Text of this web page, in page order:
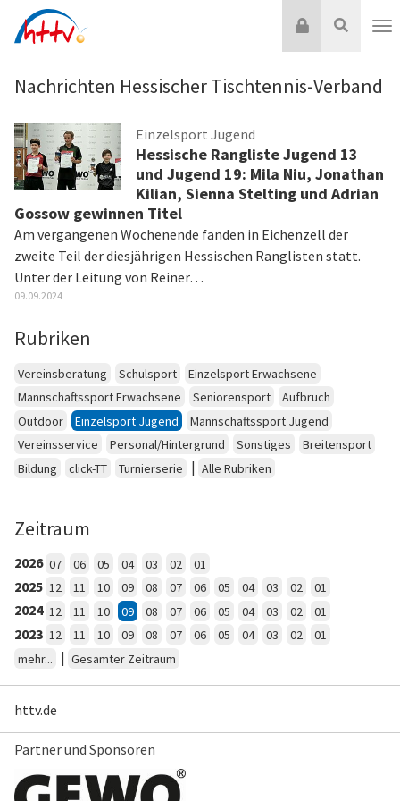
Inhalt
Suche
Login
Nachrichten Hessischer Tischtennis-Verband
Einzelsport Jugend
Hessische Rangliste Jugend 13
und Jugend 19: Mila Niu, Jonathan
Kilian, Sienna Stelting und Adrian
Gossow gewinnen Titel
Am vergangenen Wochenende fanden in Eichenzell der
zweite Teil der diesjährigen Hessischen Ranglisten statt.
Unter der Leitung von Reiner…
09.09.2024
Rubriken
Vereinsberatung Schulsport
Einzelsport Erwachsene
Mannschaftssport Erwachsene
Seniorensport
Aufbruch
Outdoor
Einzelsport Jugend
Mannschaftssport Jugend
Vereinsservice
Personal/Hintergrund Sonstiges
Breitensport
Bildung
click-TT Turnierserie | Alle Rubriken
Zeitraum
2026 07 06 05 04 03 02 01
2025 12 11 10 09 08 07 06 05 04 03 02 01
2024 12 11 10 09 08 07 06 05 04 03 02 01
2023 12 11 10 09 08 07 06 05 04 03 02
01
mehr...
| Gesamter Zeitraum
httv.de
Partner und Sponsoren